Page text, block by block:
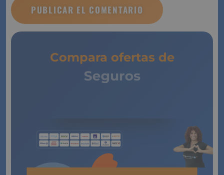
Compara ofertas de
Seguros